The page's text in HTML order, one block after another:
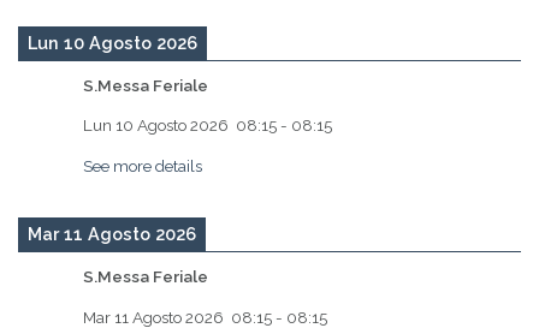
Lun 10 Agosto 2026
S.Messa Feriale
Lun 10 Agosto 2026 08:15 - 08:15
See more details
Mar 11 Agosto 2026
S.Messa Feriale
Mar 11 Agosto 2026 08:15 - 08:15